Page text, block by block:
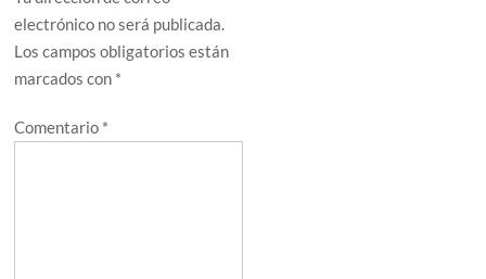
electrónico no será publicada.
Los campos obligatorios están
marcados con *
Comentario *